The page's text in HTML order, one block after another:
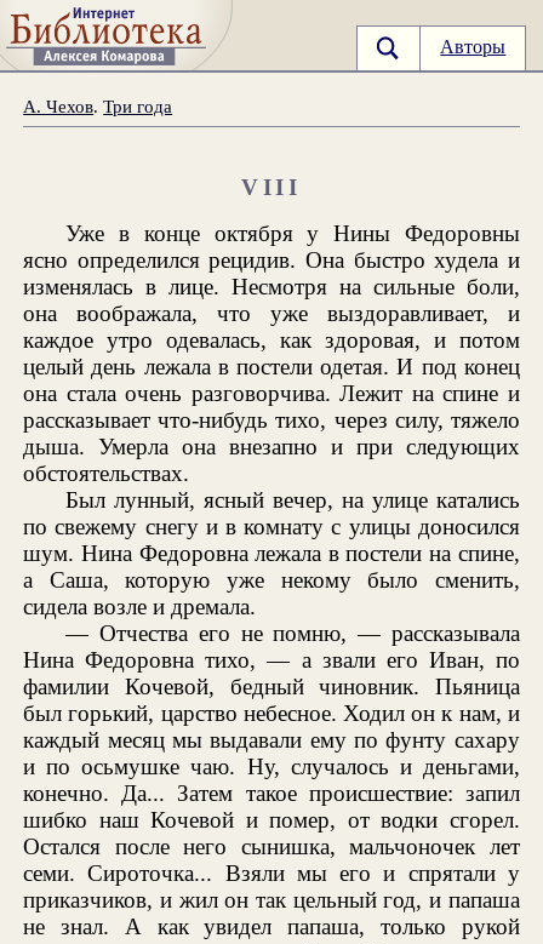
Авторы
А. Чехов.Три года
VIII
Уже в конце октября у Нины Федоровны
ясно определился рецидив. Она быстро худела и
изменялась в лице. Несмотря на сильные боли,
она воображала, что уже выздоравливает, и
каждое утро одевалась, как здоровая, и потом
целый день лежала в постели одетая. И под конец
она стала очень разговорчива. Лежит на спине и
рассказывает что-нибудь тихо, через силу, тяжело
дыша. Умерла она внезапно и при следующих
обстоятельствах.
Был лунный, ясный вечер, на улице катались
по свежему снегу и в комнату с улицы доносился
шум. Нина Федоровна лежала в постели на спине,
а Саша, которую уже некому было сменить,
сидела возле и дремала.
— Отчества его не помню, — рассказывала
Нина Федоровна тихо, — а звали его Иван, по
фамилии Кочевой, бедный чиновник. Пьяница
был горький, царство небесное. Ходил он к нам, и
каждый месяц мы выдавали ему по фунту сахару
и по осьмушке чаю. Ну, случалось и деньгами,
конечно. Да... Затем такое происшествие: запил
шибко наш Кочевой и помер, от водки сгорел.
Остался после него сынишка, мальчоночек лет
семи. Сироточка... Взяли мы его и спрятали у
приказчиков, и жил он так цельный год, и папаша
не знал. А как увидел папаша, только рукой